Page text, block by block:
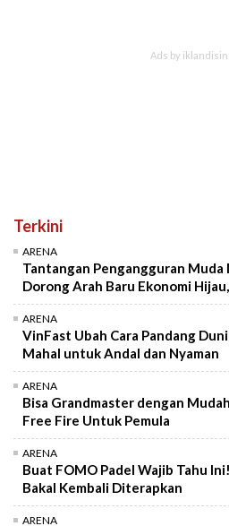
Terkini
ARENA
Tantangan Pengangguran Muda
Dorong Arah Baru Ekonomi
ARENA
VinFast Ubah Cara Pandang
Mahal untuk Andal dan Nyaman
ARENA
Bisa Grandmaster dengan
Free Fire Untuk Pemula
ARENA
Buat FOMO Padel Wajib Tahu
Bakal Kembali Diterapkan
ARENA